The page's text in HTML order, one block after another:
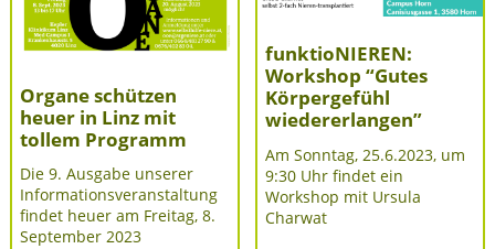
Organe schützen
heuer in Linz mit
tollem Programm
Die 9. Ausgabe unserer
Informationsveranstaltung
findet heuer am Freitag, 8.
September 2023
funktioNIEREN:
Workshop “Gutes
Körpergefühl
wiedererlangen”
Am Sonntag, 25.6.2023, um
9:30 Uhr findet ein
Workshop mit Ursula
Charwat